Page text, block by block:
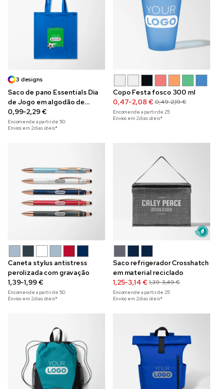
3 designs
Saco de pano Essentials Dia
de Jogo em algodão de
140 g/m²
0,99-2,29 €
Encomende a partir de 50
Envios em 2 dias úteis*
Copo Festa fosco 300 ml
0,47-2,08 € 0,49-2,19 €
Encomende a partir de 25
Envios em 2 dias úteis*
Caneta stylus antistress
perolizada com gravação
1,39-1,99 €
Encomende a partir de 50
Envios em 2 dias úteis*
Saco refrigerador Crosshatch
em material reciclado
1,25-3,14 € 1,39-3,49 €
Encomende a partir de 25
Envios em 2 dias úteis*